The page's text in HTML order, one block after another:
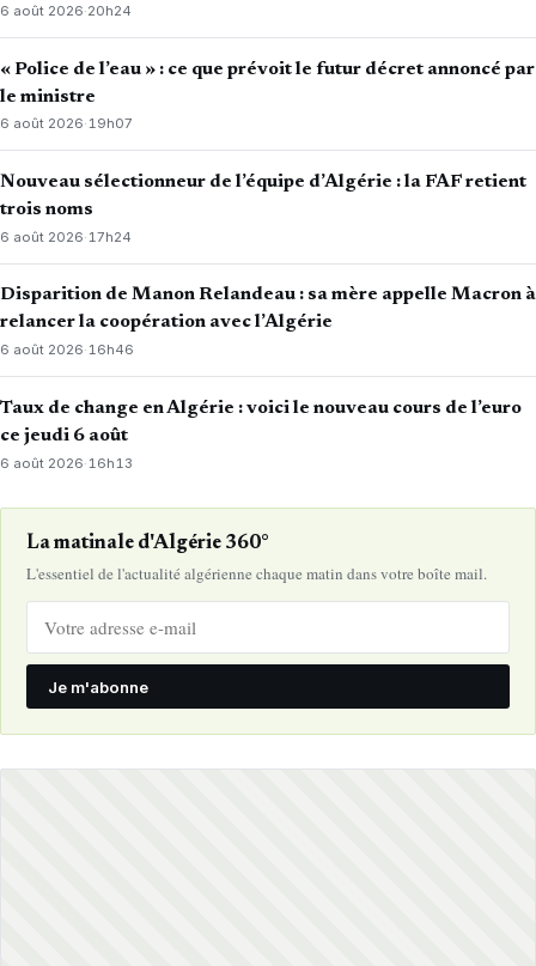
6 août 2026·20h24
« Police de l’eau » : ce que prévoit le futur décret annoncé par
le ministre
6 août 2026·19h07
Nouveau sélectionneur de l’équipe d’Algérie : la FAF retient
trois noms
6 août 2026· 17h24
Disparition de Manon Relandeau : sa mère appelle Macron à
relancer la coopération avec l’Algérie
6 août 2026·16h46
Taux de change en Algérie : voici le nouveau cours de l’euro
ce jeudi 6 août
6 août 2026· 16h13
La matinale d'Algérie 360°
L'essentiel de l'actualité algérienne chaque matin dans votre boîte mail.
Je m'abonne